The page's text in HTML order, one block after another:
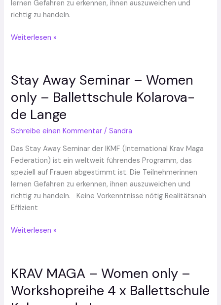
lernen Gefahren zu erkennen, ihnen auszuweichen und
richtig zu handeln.
de
Weiterlesen »
Stay Away Seminar – Women
only – Ballettschule Kolarova-
de Lange
Schreibe einen Kommentar /Sandra
Das Stay Away Seminar der IKMF (International Krav Maga
Federation) ist ein weltweit führendes Programm, das
speziell auf Frauen abgestimmt ist. Die Teilnehmerinnen
lernen Gefahren zu erkennen, ihnen auszuweichen und
richtig zu handeln. Keine Vorkenntnisse nötig Realitätsnah
Effizient
Stay
Seminar
–
only
–
Ballettschule
Kolarova-
de
Lange
Weiterlesen »
KRAV MAGA – Women only –
Workshopreihe 4 x Ballettschule
KRAV
–